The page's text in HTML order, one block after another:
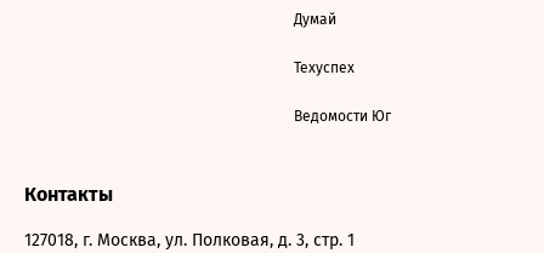
Думай
Техуспех
Ведомости Юг
Контакты
127018, г. Москва, ул. Полковая, д. 3, стр. 1